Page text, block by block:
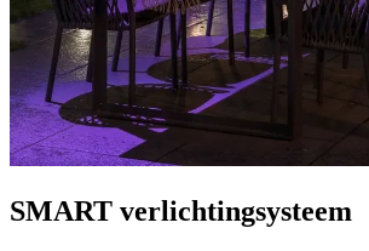
SMART verlichtingsysteem